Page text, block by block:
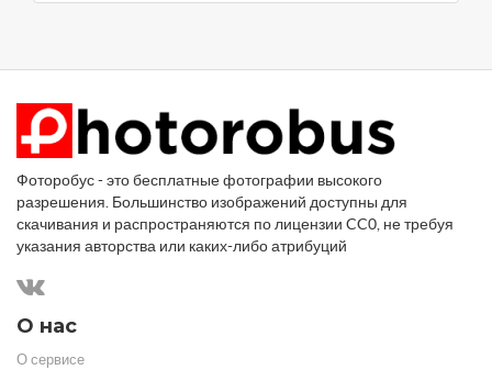
Фоторобус - это бесплатные фотографии высокого
разрешения. Большинство изображений доступны для
скачивания и распространяются по лицензии CC0, не требуя
указания авторства или каких-либо атрибуций
О нас
О сервисе